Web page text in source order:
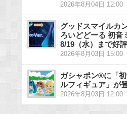
2026年8月04日 12:00
グッドスマイルカ
ろいどどーる 初音
8/19（水）まで好
2026年8月03日 15:00
ガシャポン®に「
ルフィギュア」が
2026年8月03日 12:00